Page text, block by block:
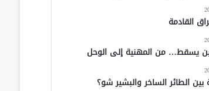
القادمة
يسقط… من المهنية إلى الوحل
بين الطائر الساخر والبشير شو؟